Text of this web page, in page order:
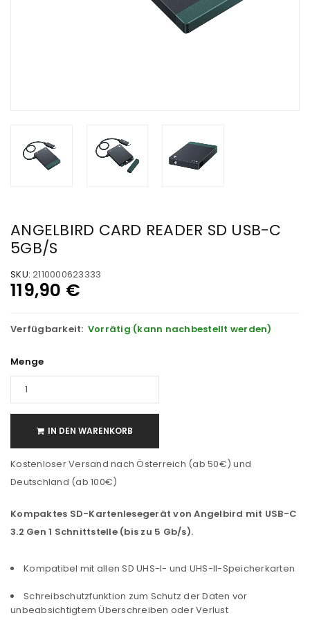
ANGELBIRD CARD READER SD USB-C
5GB/S
SKU: 2110000623333
119,90 €
Verfügbarkeit: Vorrätig (kann nachbestellt werden)
Menge
IN DEN WARENKORB
Kostenloser Versand nach Österreich (ab 50€) und
Deutschland (ab 100€)
Kompaktes SD-Kartenlesegerät von Angelbird mit USB-C
3.2 Gen 1 Schnittstelle (bis zu 5 Gb/s).
Kompatibel mit allen SD UHS-I- und UHS-II-Speicherkarten
Schreibschutzfunktion zum Schutz der Daten vor
unbeabsichtigtem Überschreiben oder Verlust